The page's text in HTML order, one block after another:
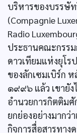
บริหารของบรรษัท
(Compagnie
Radio
ประธานคณะกรร
ดาวเทียมแห่งยุโร
ของลักเซมเบิร์ก
๑๙๙๖ แล้ว เขายั
อำนวยการกิตติม
ยกย่องอย่างมากว่
กิจการสื่อสารทาง